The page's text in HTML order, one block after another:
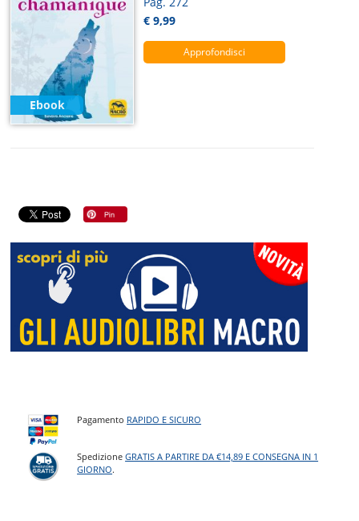
Ebook
€ 9,99
Approfondisci
Pagamento RAPIDO E SICURO
SpedizioneGRATIS A PARTIRE DA €14,89 E CONSEGNA IN 1
GIORNO.